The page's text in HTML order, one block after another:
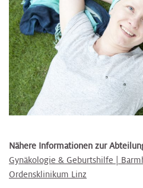
Nähere Informationen zur
Gynäkologie & Geburtshilfe |
Ordensklinikum Linz